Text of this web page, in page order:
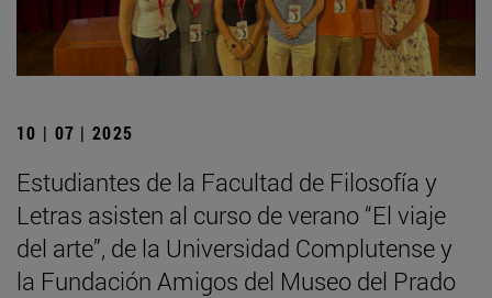
10 | 07 | 2025
Estudiantes de la Facultad de Filosofía y
Letras asisten al curso de verano “El viaje
del arte”, de la Universidad Complutense y
la Fundación Amigos del Museo del Prado